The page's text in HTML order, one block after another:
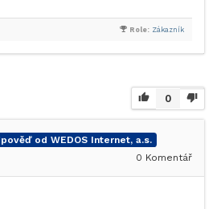
Role: Zákazník
0
od WEDOS Internet, a.s.
0 Komentář